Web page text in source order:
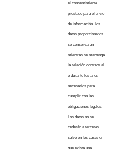
el consentimiento
prestado para el envío
de información. Los
datos proporcionados
se conservarán
mientras se mantenga
la relación contractual
o durante los años
necesarios para
cumplir con las
obligaciones legales.
Los datos no se
cederán a terceros
salvo en los casos en
que exista una